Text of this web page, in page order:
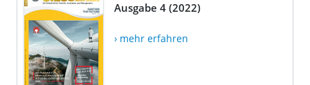
Ausgabe 4 (2022)
› mehr erfahren